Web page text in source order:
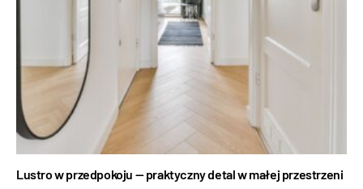
Lustro w przedpokoju — praktyczny detal w małej przestrzeni